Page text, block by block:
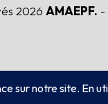
2026AMAEPF. -